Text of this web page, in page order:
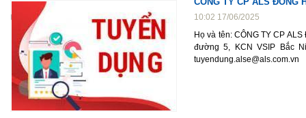
10:02 17/06/2025
Họ và tên: CÔNG TY CP
đường 5, KCN VSIP Bắc
tuyendung.alse@als.com.vn